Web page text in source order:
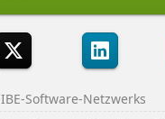
IBE-Software-Netzwerks